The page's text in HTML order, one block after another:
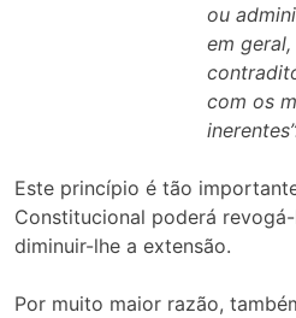
ou
em
com os
Este princípio é tão
Constitucional poderá
diminuir-lhe a extensão.
Por muito maior razão,